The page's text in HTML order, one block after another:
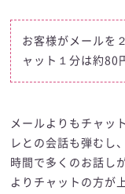
お客様がメールを
ャット１分は約80
メールよりもチャッ
レとの会話も弾むし
時間で多くのお話し
よりチャットの方が